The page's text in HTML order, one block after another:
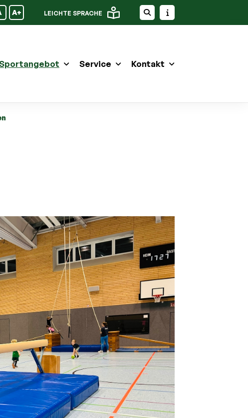
A+ LEICHTE SPRACHE
Service Kontakt